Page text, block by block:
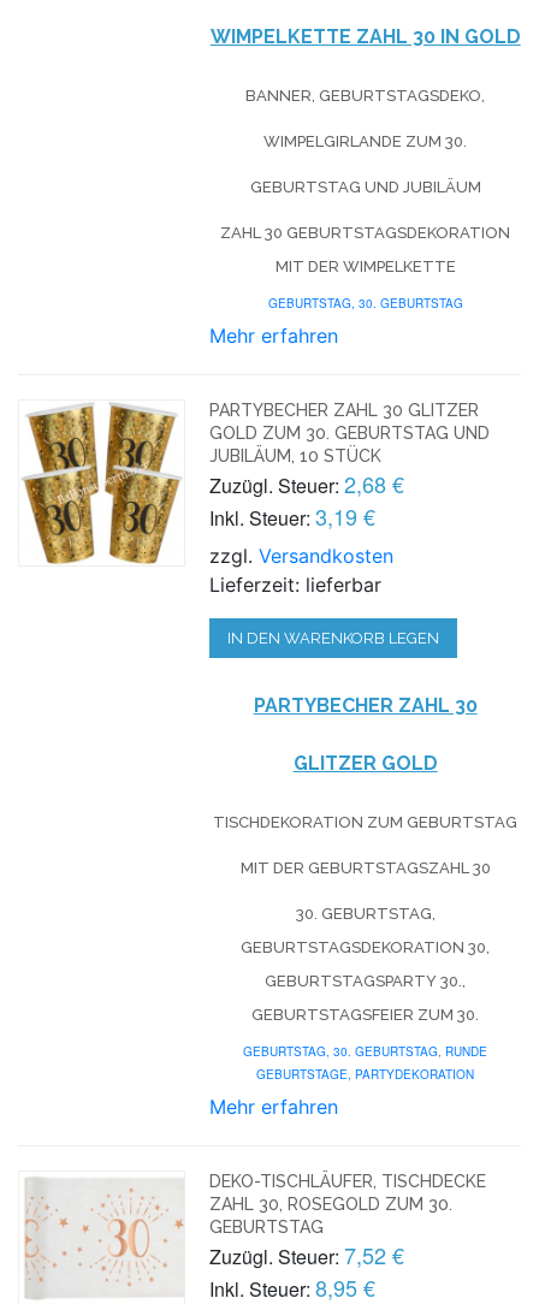
WIMPELKETTE ZAHL 30 IN GOLD
BANNER, GEBURTSTAGSDEKO,
WIMPELGIRLANDE ZUM 30.
GEBURTSTAG UND JUBILÄUM
ZAHL 30 GEBURTSTAGSDEKORATION
MIT DER WIMPELKETTE
GEBURTSTAG, 30. GEBURTSTAG
Mehr erfahren
PARTYBECHER ZAHL 30 GLITZER
GOLD ZUM 30. GEBURTSTAG UND
JUBILÄUM, 10 STÜCK
Zuzügl. Steuer: 2,68 €
Inkl. Steuer: 3,19 €
zzgl.Versandkosten
Lieferzeit: lieferbar
IN DEN WARENKORB LEGEN
PARTYBECHER ZAHL 30
GLITZER GOLD
TISCHDEKORATION ZUM GEBURTSTAG
MIT DER GEBURTSTAGSZAHL 30
30. GEBURTSTAG,
GEBURTSTAGSDEKORATION 30,
GEBURTSTAGSPARTY 30.,
GEBURTSTAGSFEIER ZUM 30.
GEBURTSTAG, 30. GEBURTSTAG, RUNDE
GEBURTSTAGE, PARTYDEKORATION
Mehr erfahren
DEKO-TISCHLÄUFER, TISCHDECKE
ZAHL 30, ROSEGOLD ZUM 30.
GEBURTSTAG
Zuzügl. Steuer: 7,52 €
Inkl. Steuer: 8,95 €